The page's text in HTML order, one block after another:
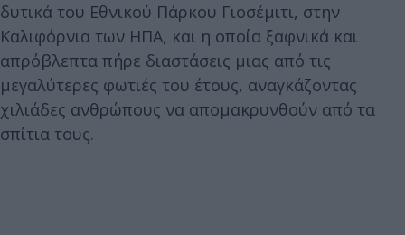
δυτικά του Εθνικού Πάρκου Γιοσέμιτι, στην
Καλιφόρνια των ΗΠΑ, και η οποία ξαφνικά και
απρόβλεπτα πήρε διαστάσεις μιας από τις
μεγαλύτερες φωτιές του έτους, αναγκάζοντας
χιλιάδες ανθρώπους να απομακρυνθούν από τα
σπίτια τους.